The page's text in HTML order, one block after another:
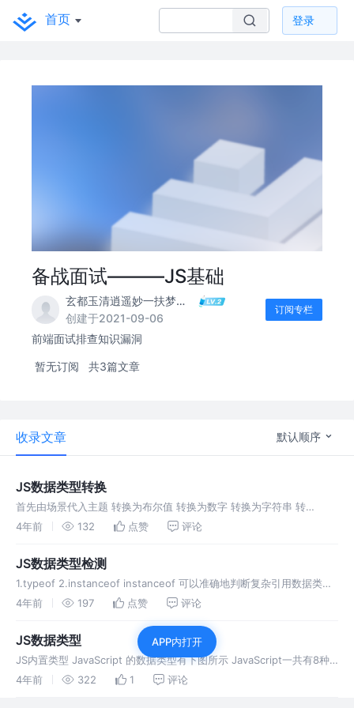
首页 登录
备战面试———JS基础
玄都玉清逍遥妙一扶梦散人
创建于2021-09-06
订阅专栏
前端面试排查知识漏洞
暂无订阅 共3篇文章
收录文章 默认顺序
JS数据类型转换
首先由场景代入主题 转换为布尔值 转换为数字 转换为字符串 转
Boolean 对象转原始类型 如果已经是原始类型了，那就不需要转换了
4年前 132 点赞 评论
JS数据类型检测
1.typeof 2.instanceof instanceof 可以准确地判断复杂引用数据类
型，但是不能正确判断基础数据类型； 而 typeof 也存在弊端，它虽然
4年前 197 点赞 评论
JS数据类型
JS内置类型 JavaScript 的数据类型有下图所示 JavaScript一共有8种
数据类型，其中有7种基本数据类型：Undefined、Null、Boolean、
4年前 322 1 评论
APP内打开